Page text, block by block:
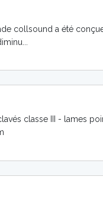
collsound a été
classe III - lames